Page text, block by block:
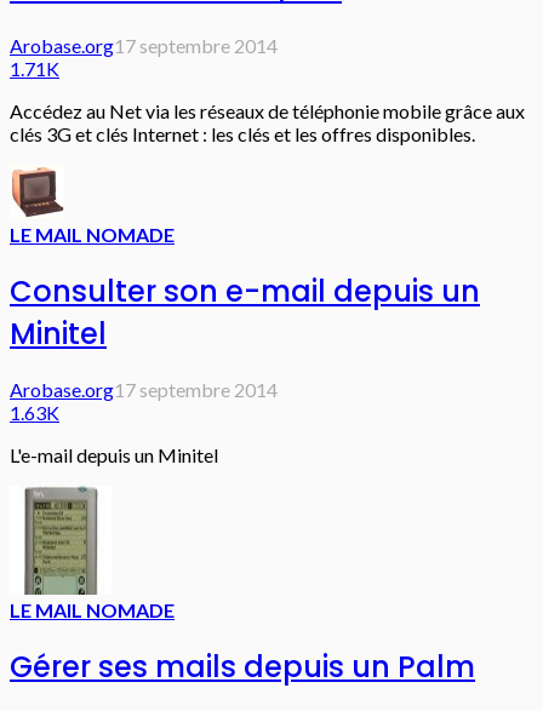
Arobase.org17 septembre 2014
1.71K
Accédez au Net via les réseaux de téléphonie mobile grâce aux
clés 3G et clés Internet : les clés et les offres disponibles.
LE MAIL NOMADE
Consulter son e-mail depuis un
Minitel
Arobase.org17 septembre 2014
1.63K
L'e-mail depuis un Minitel
LE MAIL NOMADE
Gérer ses mails depuis un Palm